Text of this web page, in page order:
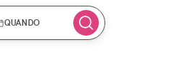
QUANDO